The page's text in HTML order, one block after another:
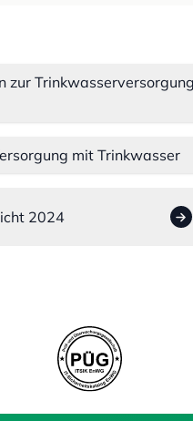
zur Trinkwasserversorgung
mit Trinkwasser
2024